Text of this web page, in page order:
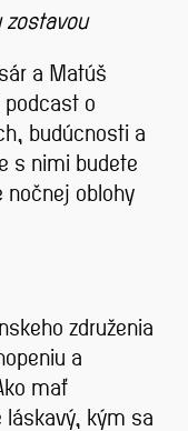
zostavou
a Matúš
podcast o
budúcnosti a
s nimi budete
nočnej oblohy
združenia
a
mať
láskavý, kým sa